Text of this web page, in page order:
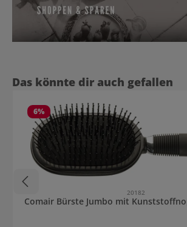
Produktgalerie überspringen
Das könnte dir auch gefallen
6%
20182
Comair Bürste Jumbo mit